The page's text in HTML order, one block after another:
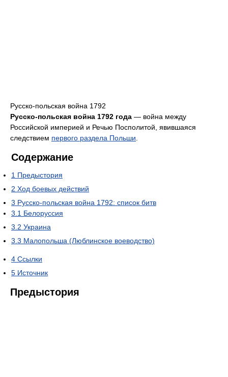
Русско-польская война 1792
Русско-польская война 1792 года — война между
Российской империей и Речью Посполитой, явившаяся
следствием первого раздела Польши
Содержание
1 Предыстория
2 Ход боевых действий
3 Русско-польская война 1792: список битв
3.1 Белоруссия
3.2 Украина
3.3 Малопольша (Люблинское воеводство)
4 Ссылки
5 Источник
Предыстория